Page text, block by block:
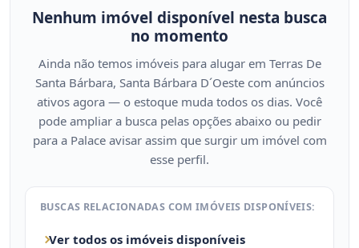
Nenhum imóvel disponível nesta busca
no momento
Ainda não temos imóveis para alugar em Terras De
Santa Bárbara, Santa Bárbara D´Oeste com anúncios
ativos agora — o estoque muda todos os dias. Você
pode ampliar a busca pelas opções abaixo ou pedir
para a Palace avisar assim que surgir um imóvel com
esse perfil.
BUSCAS RELACIONADAS COM IMÓVEIS DISPONÍVEIS:
Ver todos os imóveis disponíveis